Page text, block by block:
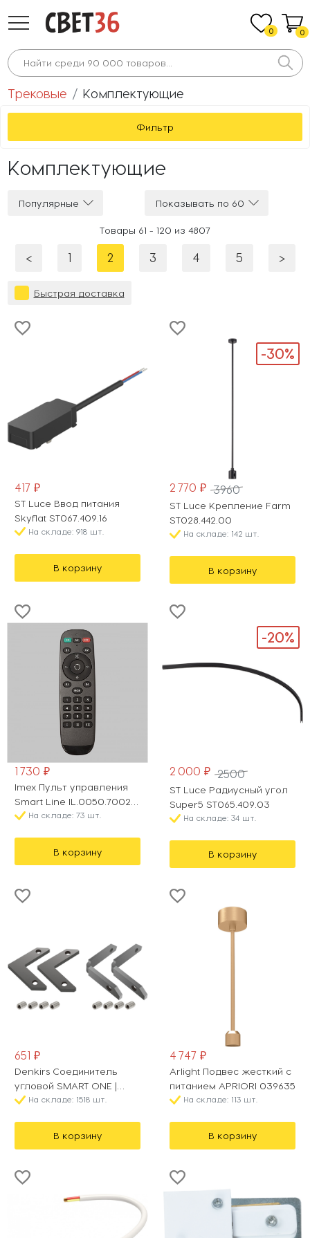
0 0
Трековые Комплектующие
Фильтр
Комплектующие
Популярные Показывать по 60
Товары 61 - 120 из 4807
< 1 2 3 4 5 >
Быстрая доставка
417 ₽
ST Luce Ввод питания
Skyflat ST067.409.16
На складе: 918 шт.
В корзину
-30%
2 770 ₽ 3960
ST Luce Крепление Farm
ST028.442.00
На складе: 142 шт.
В корзину
1 730 ₽
Imex Пульт управления
Smart Line IL.0050.7002-
BKНа складе: 73 шт.
В корзину
-20%
2 000 ₽ 2500
ST Luce Радиусный угол
Super5 ST065.409.03
На складе: 34 шт.
В корзину
651 ₽
Denkirs Соединитель
угловой SMART ONE |
СМАРТ УАН TR2027-AL
На складе: 1518 шт.
В корзину
4 747 ₽
Arlight Подвес жесткий с
питанием APRIORI 039635
На складе: 113 шт.
В корзину